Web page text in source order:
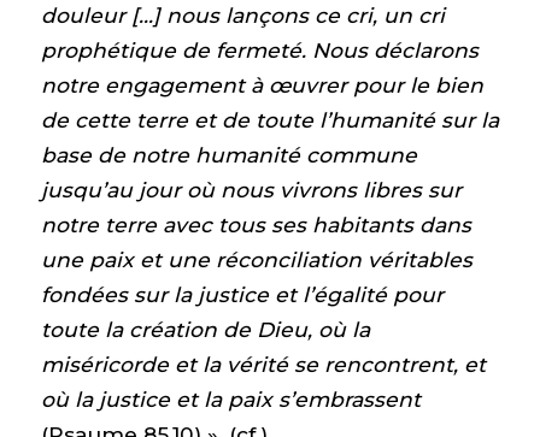
douleur […] nous lançons ce cri, un cri
prophétique de fermeté. Nous déclarons
notre engagement à œuvrer pour le bien
de cette terre et de toute l’humanité sur la
base de notre humanité commune
jusqu’au jour où nous vivrons libres sur
notre terre avec tous ses habitants dans
une paix et une réconciliation véritables
fondées sur la justice et l’égalité pour
toute la création de Dieu, où la
miséricorde et la vérité se rencontrent, et
où la justice et la paix s’embrassent